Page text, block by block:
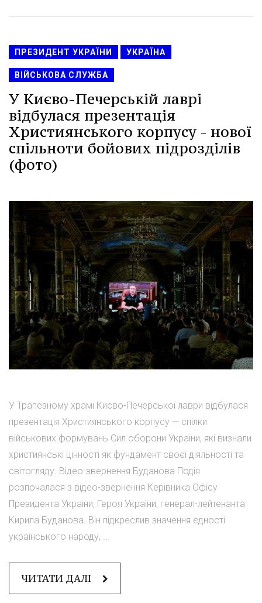
ПРЕЗИДЕНТ УКРАЇНИ УКРАЇНА
ВІЙСЬКОВА СЛУЖБА
У Києво-Печерській лаврі
відбулася презентація
Християнського корпусу - нової
спільноти бойових підрозділів
(фото)
У Трапезному храмі Києво-Печерської лаври відбулася
презентація Християнського корпусу — спілки
військових формувань Сил оборони України, які визнали
християнські цінності як фундамент своєї діяльності та
світогляду. Відео-звернення Буданова Подія
розпочалася з відео-звернення Керівника Офісу
Президента України, Героя України, генерал-лейтенанта
Кирила Буданова. Він підкреслив значення єдності
українського народу, ...
ЧИТАТИ ДАЛІ